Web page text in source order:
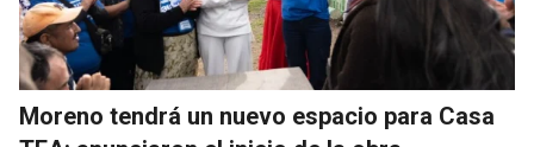
Moreno tendrá un nuevo espacio para Casa